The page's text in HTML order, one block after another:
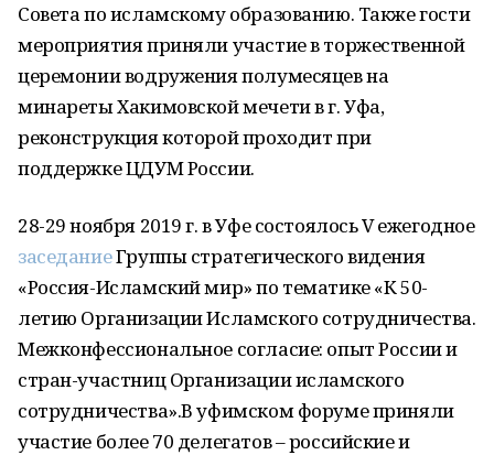
Совета по исламскому образованию. Также гости
мероприятия приняли участие в торжественной
церемонии водружения полумесяцев на
минареты Хакимовской мечети в г. Уфа,
реконструкция которой проходит при
поддержке ЦДУМ России.
28-29 ноября 2019 г. в Уфе состоялось V ежегодное
заседаниеГруппы стратегического видения
«Россия-Исламский мир» по тематике «К 50-
летию Организации Исламского сотрудничества.
Межконфессиональное согласие: опыт России и
стран-участниц Организации исламского
сотрудничества».В уфимском форуме приняли
участие более 70 делегатов – российские и